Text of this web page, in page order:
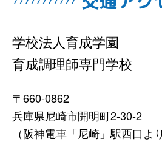
学校法人育成学園
育成調理師専門学校
〒660-0862
兵庫県尼崎市開明町2-30-2
（阪神電車「尼崎」駅西口よ